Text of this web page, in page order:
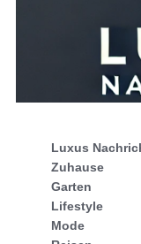
Luxus
Zuhause
Garten
Lifestyle
Mode